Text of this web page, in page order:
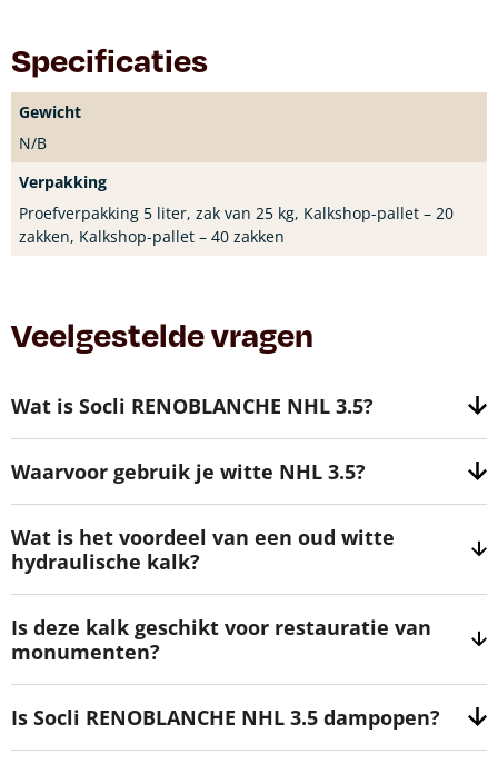
Specificaties
Gewicht
N/B
Verpakking
Proefverpakking 5 liter, zak van 25 kg, Kalkshop-pallet – 20
zakken, Kalkshop-pallet – 40 zakken
Veelgestelde vragen
Wat is Socli RENOBLANCHE NHL 3.5?
Waarvoor gebruik je witte NHL 3.5?
Wat is het voordeel van een oud witte
hydraulische kalk?
Is deze kalk geschikt voor restauratie van
monumenten?
Is Socli RENOBLANCHE NHL 3.5 dampopen?